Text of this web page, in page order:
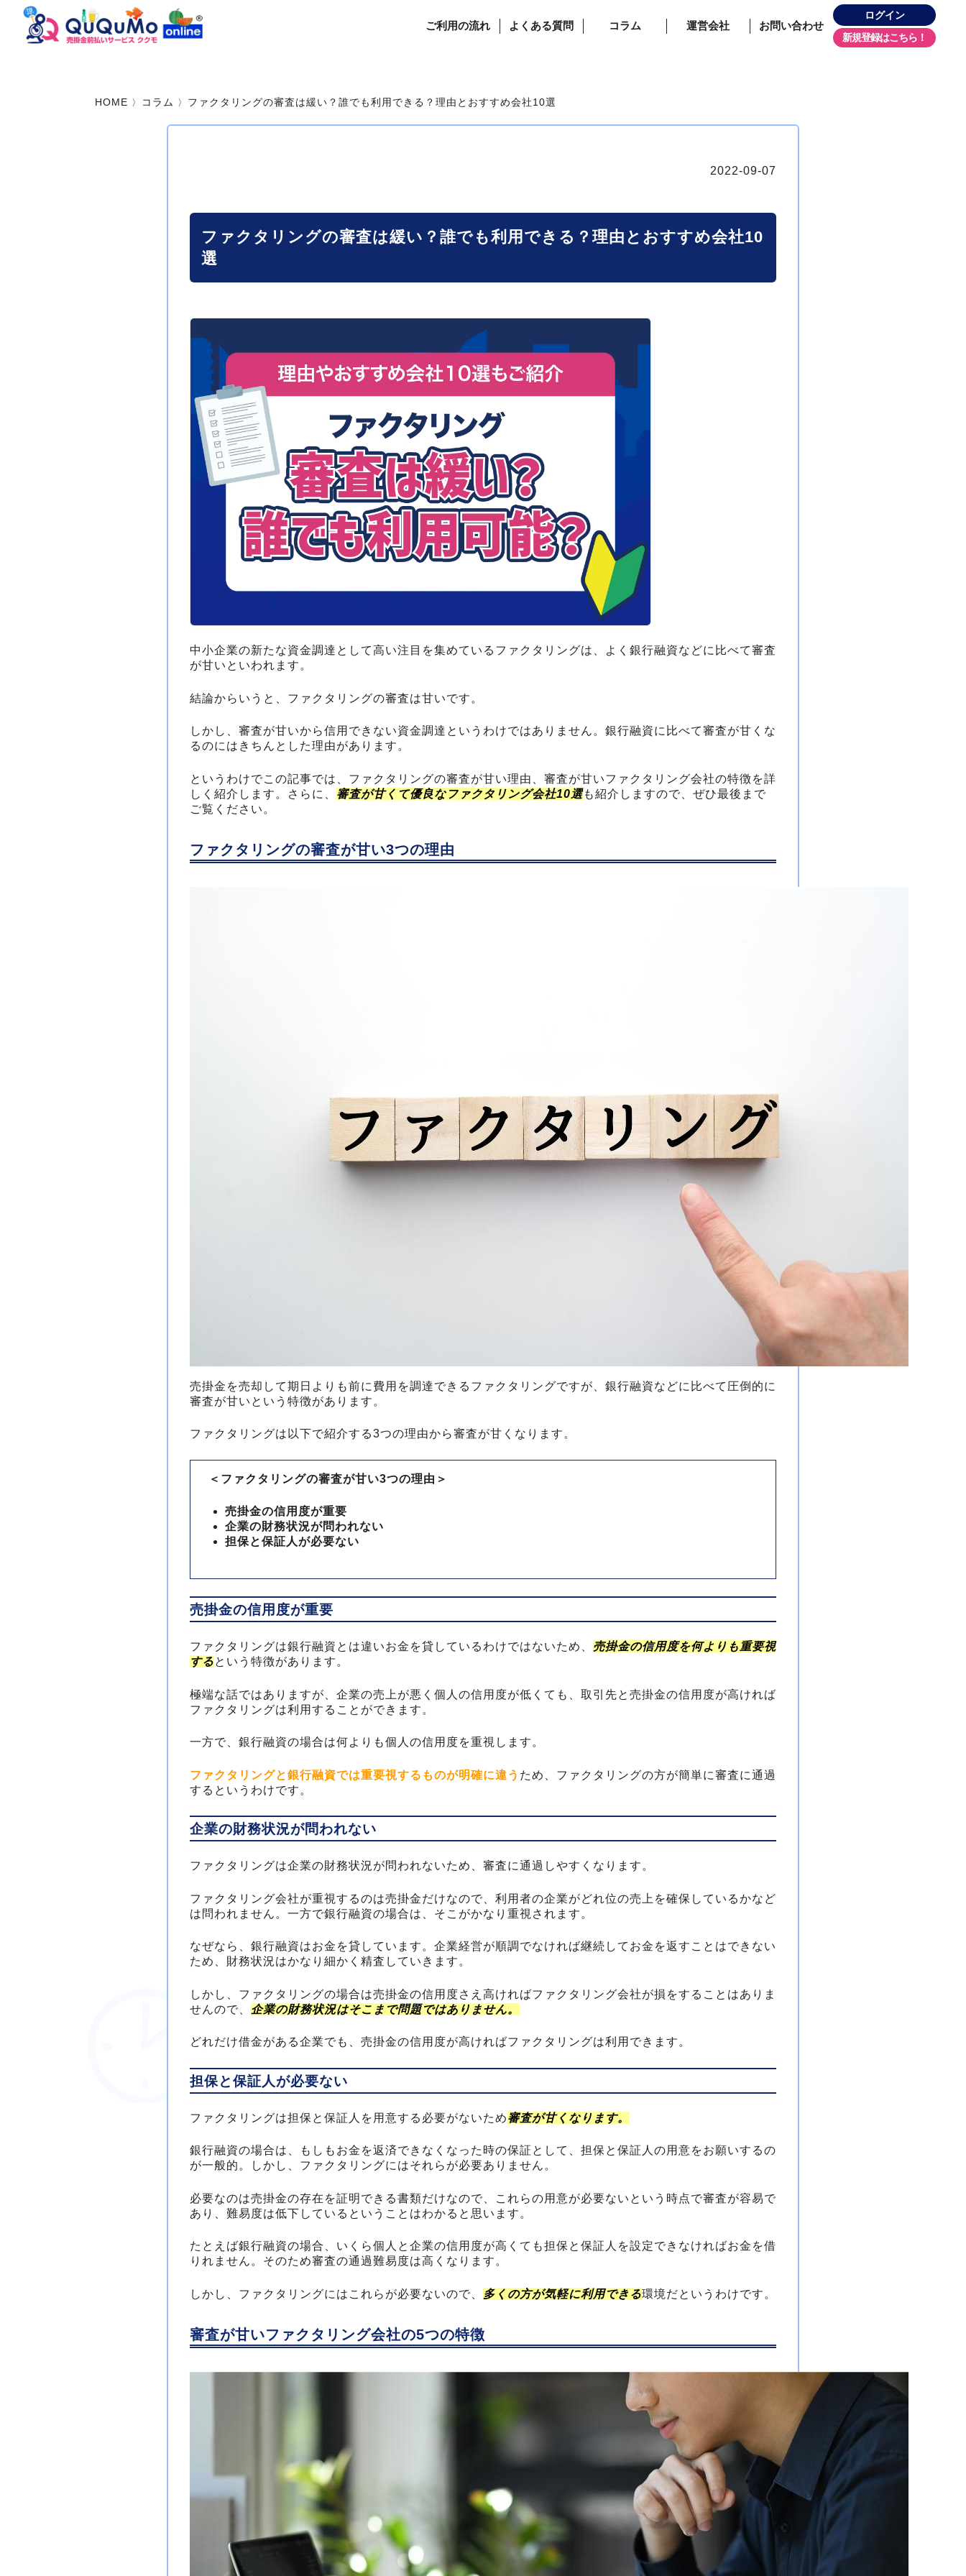
ご利用の流れ よくある質問 コラム 運営会社 お問い合わせ
ログイン
新規登録
HOME コラム ファクタリングの審査は緩い？誰でも利用できる？理由とおすすめ会社10選
2022-09-07
ファクタリングの審査は緩い？誰でも利用できる？理由とおすすめ会社10
選
中小企業の新たな資金調達として高い注目を集めているファクタリングは、よく銀行融資などに比べて審査
が甘いといわれます。
結論からいうと、ファクタリングの審査は甘いです。
しかし、審査が甘いから信用できない資金調達というわけではありません。銀行融資に比べて審査が甘くな
るのにはきちんとした理由があります。
というわけでこの記事では、ファクタリングの審査が甘い理由、審査が甘いファクタリング会社の特徴を詳
しく紹介します。さらに、 審査が甘くて優良なファクタリング会社10選も紹介しますので、ぜひ最後まで
ご覧ください。
ファクタリングの審査が甘い3つの理由
売掛金を売却して期日よりも前に費用を調達できるファクタリングですが、銀行融資などに比べて圧倒的に
審査が甘いという特徴があります。
ファクタリングは以下で紹介する3つの理由から審査が甘くなります。
＜ファクタリングの審査が甘い3つの理由＞
売掛金の信用度が重要
企業の財務状況が問われない
担保と保証人が必要ない
売掛金の信用度が重要
ファクタリングは銀行融資とは違いお金を貸しているわけではないため、 売掛金の信用度を何よりも重要視
するという特徴があります。
極端な話ではありますが、企業の売上が悪く個人の信用度が低くても、取引先と売掛金の信用度が高ければ
ファクタリングは利用することができます。
一方で、銀行融資の場合は何よりも個人の信用度を重視します。
ファクタリングと銀行融資では重要視するものが明確に違う ため、ファクタリングの方が簡単に審査に通過
するというわけです。
企業の財務状況が問われない
ファクタリングは企業の財務状況が問われないため、審査に通過しやすくなります。
ファクタリング会社が重視するのは売掛金だけなので、利用者の企業がどれ位の売上を確保しているかなど
は問われません。一方で銀行融資の場合は、そこがかなり重視されます。
なぜなら、銀行融資はお金を貸しています。企業経営が順調でなければ継続してお金を返すことはできない
ため、財務状況はかなり細かく精査していきます。
しかし、ファクタリングの場合は売掛金の信用度さえ高ければファクタリング会社が損をすることはありま
せんので、 企業の財務状況はそこまで問題ではありません。
どれだけ借金がある企業でも、売掛金の信用度が高ければファクタリングは利用できます。
担保と保証人が必要ない
ファクタリングは担保と保証人を用意する必要がないため審査が甘くなります。
銀行融資の場合は、もしもお金を返済できなくなった時の保証として、担保と保証人の用意をお願いするの
が一般的。しかし、ファクタリングにはそれらが必要ありません。
必要なのは売掛金の存在を証明できる書類だけなので、これらの用意が必要ないという時点で審査が容易で
あり、難易度は低下しているということはわかると思います。
たとえば銀行融資の場合、いくら個人と企業の信用度が高くても担保と保証人を設定できなければお金を借
りれません。そのため審査の通過難易度は高くなります。
しかし、ファクタリングにはこれらが必要ないので、 多くの方が気軽に利用できる環境だというわけです。
審査が甘いファクタリング会社の5つの特徴